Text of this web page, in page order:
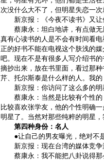
次没什么大不了，但明星失恋一次
新京报：《今夜不读书》又让
蔡康永：坦白地讲，有点做无
真有心读书的人是不会有时间看
正的好书不能在电视这个肤浅的
吧。现在不是有很多人写介绍书
摘抄出来，放在书里面，看过那
芹、托尔斯泰是什么样的人。我
新京报：你访问了这么多的明
蔡康永：当然是比较有个性的
比较喜欢张学友，他的个性明确
明星了。当然对那些纯粹的明星
第四种身份：名人
●让自己的男友曝光，绝对不是
新京报：现在台湾的媒体竞争
蔡康永：我不能把八卦说得那